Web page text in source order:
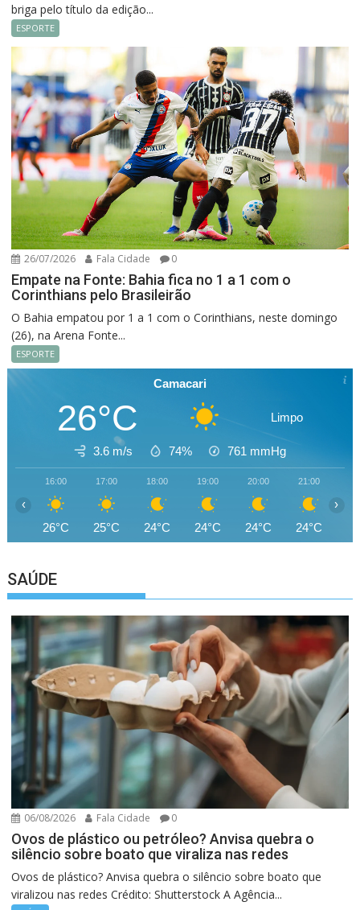
briga pelo título da edição...
ESPORTE
26/07/2026 Fala Cidade 0
Empate na Fonte: Bahia fica no 1 a 1 com o
Corinthians pelo Brasileirão
O Bahia empatou por 1 a 1 com o Corinthians, neste domingo
(26), na Arena Fonte...
ESPORTE
Camacari
26°C Limpo
3.6 m/s 74% 761 mmHg
16:00
26°C
17:00
25°C
18:00
24°C
19:00
24°C
20:00
24°C
21:00
24°C
‹ ›
SAÚDE
06/08/2026 Fala Cidade 0
Ovos de plástico ou petróleo? Anvisa quebra o
silêncio sobre boato que viraliza nas redes
Ovos de plástico? Anvisa quebra o silêncio sobre boato que
viralizou nas redes Crédito: Shutterstock A Agência...